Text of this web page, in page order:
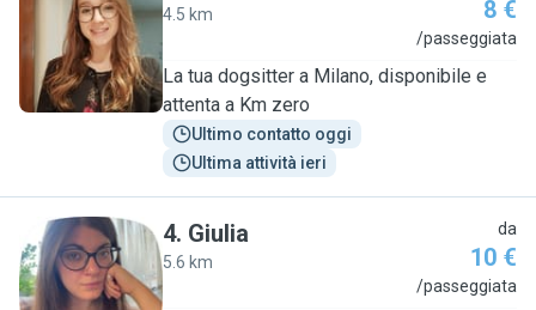
E
4.5 km 8 €
/passeggiata
La tua dogsitter a Milano, disponibile e
attenta a Km zero
Ultimo contatto oggi
Ultima attività ieri
G
4. Giulia
5.6 km
da
10 €
/passeggiata